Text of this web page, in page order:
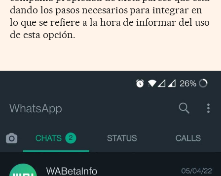
dando los pasos necesarios para integrar en
lo que se refiere a la hora de informar del uso
de esta opción.